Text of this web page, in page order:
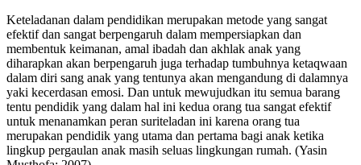
Keteladanan dalam pendidikan merupakan metode yang sangat
efektif dan sangat berpengaruh dalam mempersiapkan dan
membentuk keimanan, amal ibadah dan akhlak anak yang
diharapkan akan berpengaruh juga terhadap tumbuhnya ketaqwaan
dalam diri sang anak yang tentunya akan mengandung di dalamnya
yaki kecerdasan emosi. Dan untuk mewujudkan itu semua barang
tentu pendidik yang dalam hal ini kedua orang tua sangat efektif
untuk menanamkan peran suriteladan ini karena orang tua
merupakan pendidik yang utama dan pertama bagi anak ketika
lingkup pergaulan anak masih seluas lingkungan rumah. (Yasin